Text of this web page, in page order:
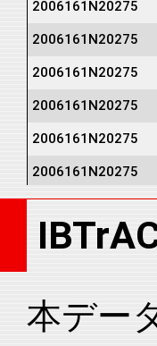
2006161N20275
2006161N20275
2006161N20275
2006161N20275
2006161N20275
2006161N20275
2006161N20275
2006161N20275
2006161N20275
2006161N20275
本デー